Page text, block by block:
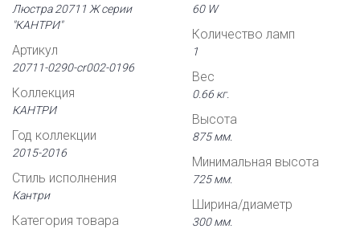
Люстра 20711 Ж серии
"КАНТРИ"
Артикул
20711-0290-cr002-0196
Коллекция
КАНТРИ
Год коллекции
2015-2016
Стиль исполнения
Кантри
Категория товара
60 W
Количество ламп
1
Вес
0.66 кг.
Высота
875 мм.
Минимальная высота
725 мм.
Ширина/диаметр
300 мм.